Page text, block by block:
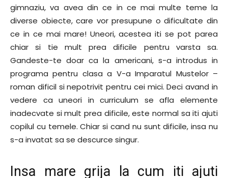
gimnaziu, va avea din ce in ce mai multe teme la
diverse obiecte, care vor presupune o dificultate din
ce in ce mai mare! Uneori, acestea iti se pot parea
chiar si tie mult prea dificile pentru varsta sa.
Gandeste-te doar ca la americani, s-a introdus in
programa pentru clasa a V-a Imparatul Mustelor –
roman dificil si nepotrivit pentru cei mici. Deci avand in
vedere ca uneori in curriculum se afla elemente
inadecvate si mult prea dificile, este normal sa iti ajuti
copilul cu temele. Chiar si cand nu sunt dificile, insa nu
s-a invatat sa se descurce singur.
Insa mare grija la cum iti ajuti